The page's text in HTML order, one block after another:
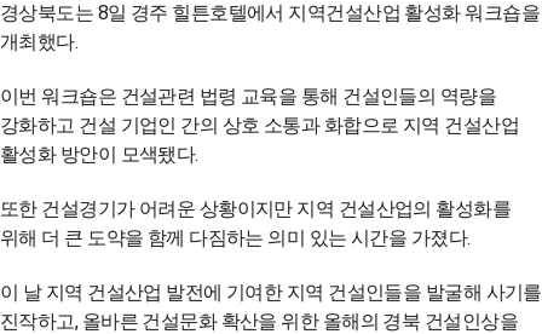
경상북도는 8일 경주 힐튼호텔에서 지역건설산업 활성화 워크숍을
개최했다.
이번 워크숍은 건설관련 법령 교육을 통해 건설인들의 역량을
강화하고 건설 기업인 간의 상호 소통과 화합으로 지역 건설산업
활성화 방안이 모색됐다.
또한 건설경기가 어려운 상황이지만 지역 건설산업의 활성화를
위해 더 큰 도약을 함께 다짐하는 의미 있는 시간을 가졌다.
이 날 지역 건설산업 발전에 기여한 지역 건설인들을 발굴해 사기를
진작하고, 올바른 건설문화 확산을 위한 올해의 경북 건설인상을